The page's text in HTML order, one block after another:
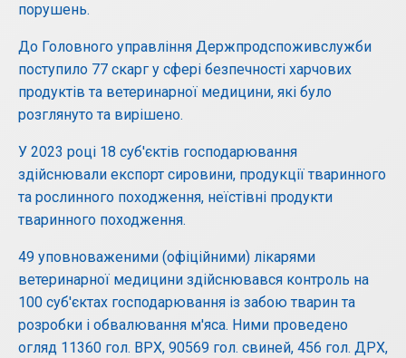
порушень.
До Головного управління Держпродспоживслужби
поступило 77 скарг у сфері безпечності харчових
продуктів та ветеринарної медицини, які було
розглянуто та вирішено.
У 2023 році 18 суб′єктів господарювання
здійснювали експорт сировини, продукції тваринного
та рослинного походження, неїстівні продукти
тваринного походження.
49 уповноваженими (офіційними) лікарями
ветеринарної медицини здійснювався контроль на
100 суб′єктах господарювання із забою тварин та
розробки і обвалювання м′яса. Ними проведено
огляд 11360 гол. ВРХ, 90569 гол. свиней, 456 гол. ДРХ,